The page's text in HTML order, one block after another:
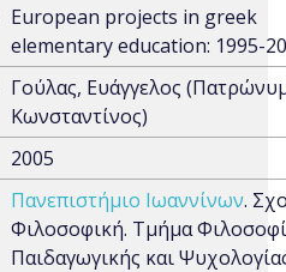
European projects in greek
elementary education: 1995-
Γούλας, Ευάγγελος
Κωνσταντίνος)
2005
Πανεπιστήμιο Ιωαννίνων.
Φιλοσοφική. Τμήμα
Παιδαγωγικής και